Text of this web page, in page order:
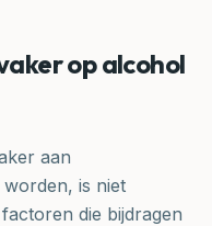
op alcohol
aan
is niet
die bijdragen